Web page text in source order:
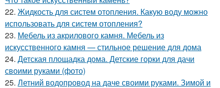
22. Жидкость для систем отопления. Какую воду можно
использовать для систем отопления?
23. Мебель из акрилового камня. Мебель из
искусственного камня — стильное решение для дома
24. Детская площадка дома. Детские горки для дачи
своими руками (фото)
25. Летний водопровод на даче своими руками. Зимой и